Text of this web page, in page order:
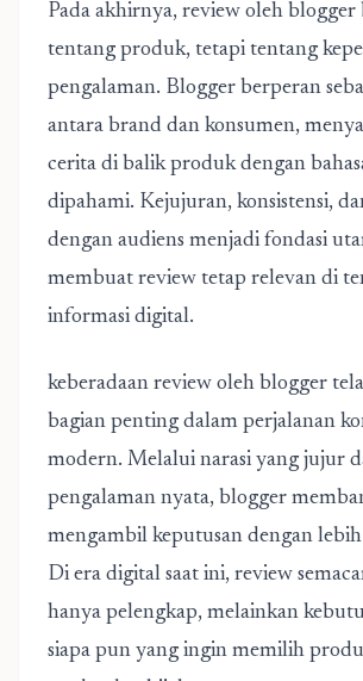
Pada akhirnya, review oleh blogger
tentang produk, tetapi tentang
pengalaman. Blogger berperan
antara brand dan konsumen,
cerita di balik produk dengan
dipahami. Kejujuran, konsistensi,
dengan audiens menjadi fondasi
membuat review tetap relevan di
informasi digital.
keberadaan review oleh blogger
bagian penting dalam perjalanan
modern. Melalui narasi yang jujur
pengalaman nyata, blogger
mengambil keputusan dengan
Di era digital saat ini, review
hanya pelengkap, melainkan
siapa pun yang ingin memilih